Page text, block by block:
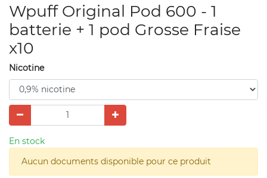
Wpuff Original Pod 600 - 1
batterie + 1 pod Grosse Fraise
x10
Nicotine
En stock
Aucun documents disponible pour ce produit